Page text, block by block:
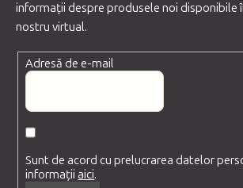
informaţii despre produsele noi disponibile
nostru virtual.
Adresă de e-mail
Sunt de acord cu prelucrarea datelor
informațiiaici.